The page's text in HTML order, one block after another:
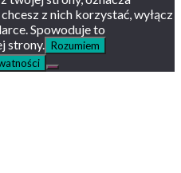
z nich korzystać, wyłącz
Spowoduje to
strony. Rozumiem